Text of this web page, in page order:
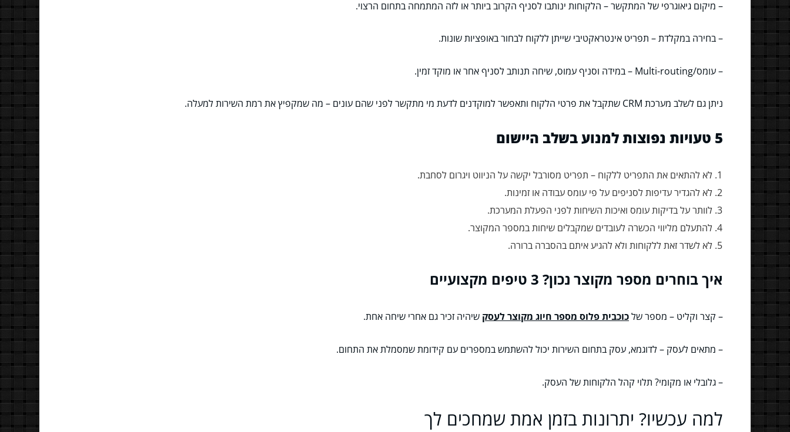
– מיקום גיאוגרפי של המתקשר – הלקוחות ינותבו לסניף הקרוב ביותר או לזה המתמחה בתחום הרצוי.
– בחירה במקלדת – תפריט אינטראקטיבי שייתן ללקוח לבחור באופציות שונות.
– עומס/Multi-routing – במידה וסניף עמוס, שיחה תנותב לסניף אחר או מוקד זמין.
ניתן גם לשלב מערכת CRM שתקבל את פרטי הלקוח ותאפשר למוקדנים לדעת מי מתקשר לפני שהם עונים – מה שמקפיץ את רמת השירות למעלה.
5 טעויות נפוצות למנוע בשלב היישום
לא להתאים את התפריט ללקוח – תפריט מסורבל יקשה על הניווט ויגרום לסחבת.
לא להגדיר עדיפות לסניפים על פי עומס עבודה או זמינות.
לוותר על בדיקות עומס ואיכות השיחות לפני הפעלת המערכת.
להתעלם מליווי הכשרה לעובדים שמקבלים שיחות במספר המקוצר.
לא לשדר זאת ללקוחות ולא להגיע איתם בהסברה ברורה.
איך בוחרים מספר מקוצר נכון? 3 טיפים מקצועיים
– קצר וקליט – מספר שלכוכבית פלוס מספר חיוג מקוצר לעסק שיהיה זכיר גם אחרי שיחה אחת.
– מתאים לעסק – לדוגמא, עסק בתחום השירות יכול להשתמש במספרים עם קידומת שמסמלת את התחום.
– גלובלי או מקומי? תלוי קהל הלקוחות של העסק.
למה עכשיו? יתרונות בזמן אמת שמחכים לך